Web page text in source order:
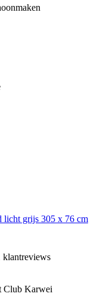
licht grijs 305 x 76 cm
klantreviews
Club Karwei